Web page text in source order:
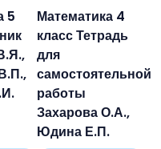
5
Математика 4
класс Тетрадь
для
самостоятельной
работы
Захарова О.А.,
Юдина Е.П.